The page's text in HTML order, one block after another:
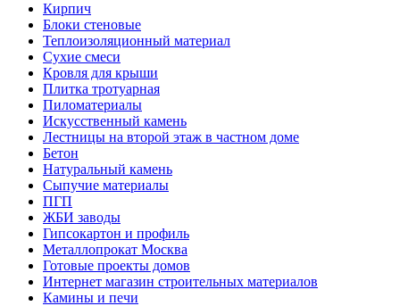
Кирпич
Блоки стеновые
Теплоизоляционный материал
Сухие смеси
Кровля для крыши
Плитка тротуарная
Пиломатериалы
Искусственный камень
Лестницы на второй этаж в частном доме
Бетон
Натуральный камень
Сыпучие материалы
ПГП
ЖБИ заводы
Гипсокартон и профиль
Металлопрокат Москва
Готовые проекты домов
Интернет магазин строительных материалов
Камины и печи